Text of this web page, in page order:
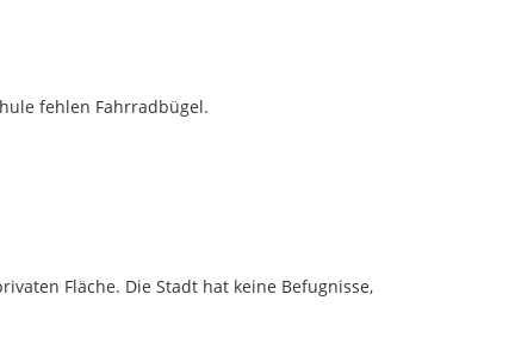
fehlen Fahrradbügel.
Fläche. Die Stadt hat keine Befugnisse,